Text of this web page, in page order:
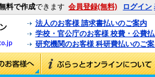
料で作成できます 会員登録(無料) ログイン
法人のお客様 請求書払いのご案内
学校・官公庁のお客様 校費・公費
研究機関のお客様 科研費払いのご